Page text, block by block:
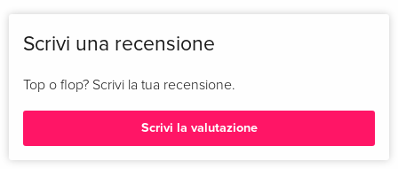
Scrivi una recensione
Top o flop? Scrivi la tua recensione.
Scrivi la valutazione